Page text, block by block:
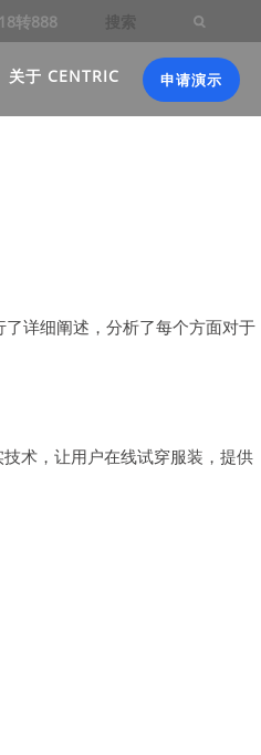
转888
关于 CENTRIC 申请演示
详细阐述，分析了每个方面对于
术，让用户在线试穿服装，提供